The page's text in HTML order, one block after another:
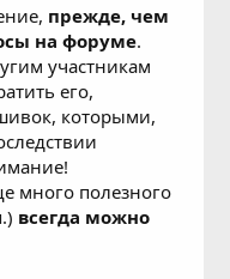
прежде, чем
на форуме.
участникам
его,
которыми,
много полезного
всегда можно